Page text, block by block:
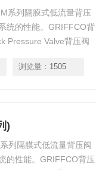
系列隔膜式低流量背压
统的性能。GRIFFCO背
Pressure Valve背压阀
浏览量： 1505
)
列隔膜式低流量背压阀
的性能。GRIFFCO背压